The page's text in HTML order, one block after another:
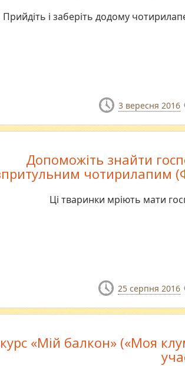
Прийдіть і заберіть додому
3 вересня 2016
Допоможіть знайти
чотирилапим
Ці тваринки мріють мати
25 серпня 2016
«Мій балкон» («Моя